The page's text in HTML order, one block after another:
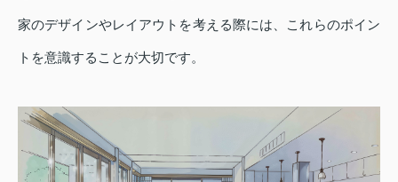
家のデザインやレイアウトを考える際には、これらのポイン
トを意識することが大切です。